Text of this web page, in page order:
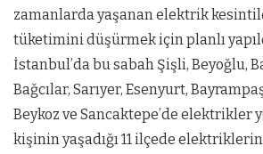
zamanlarda yaşanan elektrik
tüketimini düşürmek için planlı
İstanbul’da bu sabah Şişli, Beyoğlu,
Bağcılar, Sarıyer, Esenyurt,
Beykoz ve Sancaktepe’de elektrikler
kişinin yaşadığı 11 ilçede